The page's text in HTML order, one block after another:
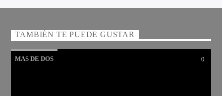
TAMBIÉN TE PUEDE GUSTAR
MAS DE DOS 0